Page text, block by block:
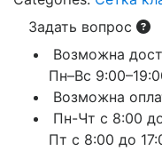
Задать вопрос
Возможна
Пн–Вс
Возможна
Пн-Чт с 8:00
Пт с 8:00 до